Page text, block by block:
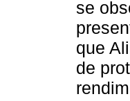
se
que
de